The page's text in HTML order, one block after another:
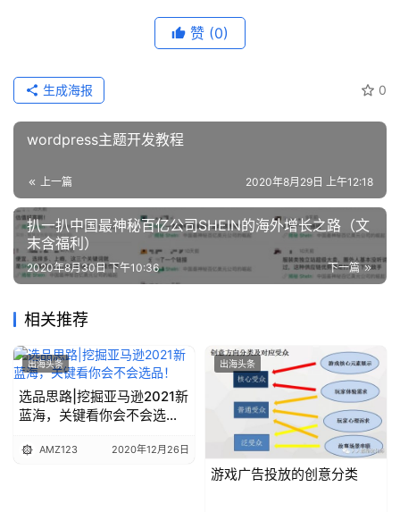
赞 (0)
0
生成海报
wordpress主题开发教程
上一篇 2020年8月29日 上午12:18
扒一扒中国最神秘百亿公司SHEIN的海外增长之路（文
末含福利）
下一篇
2020年8月30日 下午10:36
相关推荐
出海头条
选品思路|挖掘亚马逊2021新
蓝海，关键看你会不会选
AMZ123 2020年12月26日
出海头条
游戏广告投放的创意分类